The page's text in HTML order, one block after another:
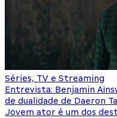
Séries, TV e Streaming
Entrevista: Benjamin
de dualidade de Daeron
Jovem ator é um dos